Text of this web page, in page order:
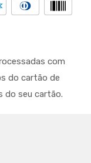
com
do cartão de
do seu cartão.